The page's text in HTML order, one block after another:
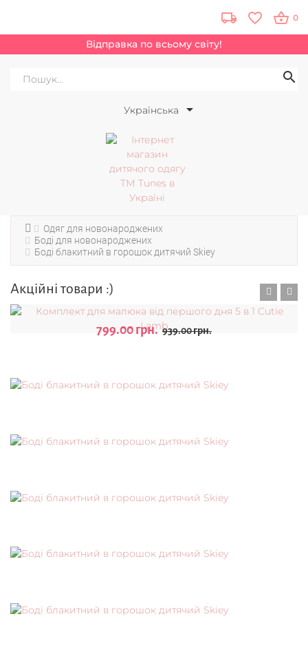
Відправка по всьому світу!
Українська
0
Одяг для новонароджених
Боді для новонароджених
Боді блакитний в горошок дитячий Skiey
Акційні товари :)
799.00 грн. 939.00 грн.